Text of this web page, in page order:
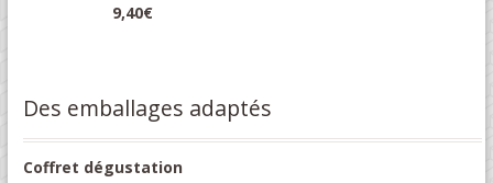
9,40€
Des emballages adaptés
Coffret dégustation